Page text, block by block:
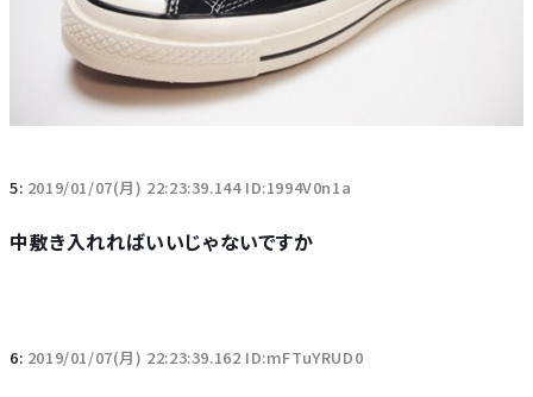
5: 2019/01/07(月) 22:23:39.144 ID:1994V0n1a
中敷き入れればいいじゃないですか
6: 2019/01/07(月) 22:23:39.162 ID:mFTuYRUD0